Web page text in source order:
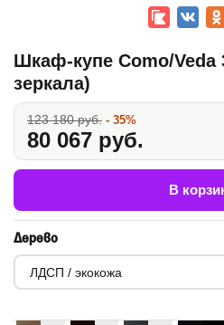
Шкаф-купе Como/Veda
зеркала)
123 180 руб. - 35%
80 067 руб.
В
Дерево